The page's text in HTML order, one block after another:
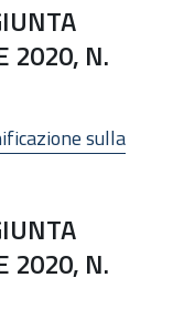
2020, N.
sulla
2020, N.